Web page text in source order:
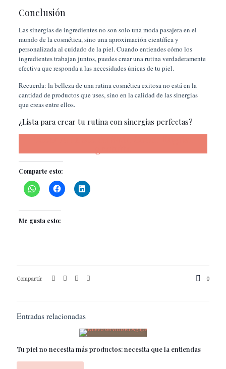
Conclusión
Las sinergias de ingredientes no son solo una moda pasajera en el
mundo de la cosmética, sino una aproximación científica y
personalizada al cuidado de la piel. Cuando entiendes cómo los
ingredientes trabajan juntos, puedes crear una rutina verdaderamente
efectiva que responda a las necesidades únicas de tu piel.
Recuerda: la belleza de una rutina cosmética exitosa no está en la
cantidad de productos que uses, sino en la calidad de las sinergias
que creas entre ellos.
¿Lista para crear tu rutina con sinergias perfectas?
Reserva tu sesión Skin Coach Digital
Comparte esto:
Me gusta esto:
Compartir 0
Entradas relacionadas
Tu piel no necesita más productos: necesita que la entiendas